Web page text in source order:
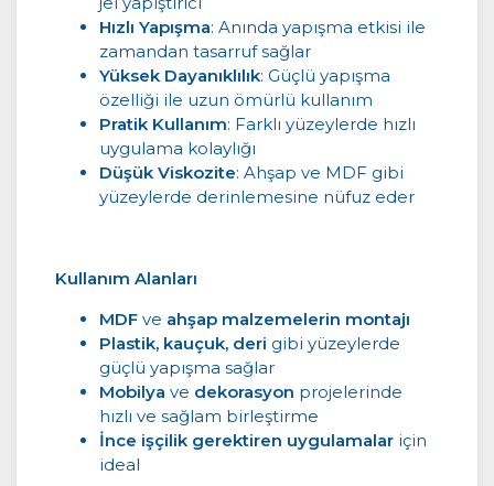
Hızlı Yapışma: Anında yapışma etkisi ile
zamandan tasarruf sağlar
Yüksek Dayanıklılık: Güçlü yapışma
özelliği ile uzun ömürlü kullanım
Pratik Kullanım: Farklı yüzeylerde hızlı
uygulama kolaylığı
Düşük Viskozite: Ahşap ve MDF gibi
yüzeylerde derinlemesine nüfuz eder
Kullanım Alanları
MDF ve ahşap malzemelerin montajı
Plastik, kauçuk, deri gibi yüzeylerde
güçlü yapışma sağlar
Mobilya ve dekorasyon projelerinde
hızlı ve sağlam birleştirme
İnce işçilik gerektiren uygulamalar için
ideal